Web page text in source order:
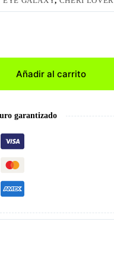
Añadir al carrito
garantizado